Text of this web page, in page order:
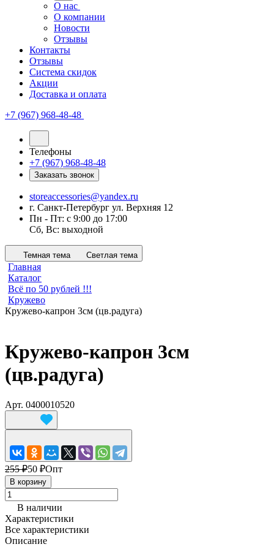
О нас
О компании
Новости
Отзывы
Контакты
Отзывы
Система скидок
Акции
Доставка и оплата
+7 (967) 968-48-48
Телефоны
+7 (967) 968-48-48
Заказать звонок
storeaccessories@yandex.ru
г. Санкт-Петербург ул. Верхняя 12
Пн - Пт: с 9:00 до 17:00
Сб, Вс: выходной
Темная тема Светлая тема
Главная
Каталог
Всё по 50 рублей !!!
Кружево
Кружево-капрон 3см (цв.радуга)
Кружево-капрон 3см
(цв.радуга)
Арт. 0400010520
255 ₽50 ₽Опт
В корзину
В наличии
Характеристики
Все характеристики
Описание